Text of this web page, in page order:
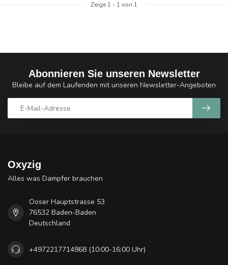
Zeige 1 - 1 von 1
Abonnieren Sie unseren Newsletter
Bleibe auf dem Laufenden mit unseren Newsletter-Angeboten
Oxyzig
Alles was Dampfer brauchen
Ooser Hauptstrasse 53
76532 Baden-Baden
Deutschland
+4972217714868 (10:00-16:00 Uhr)